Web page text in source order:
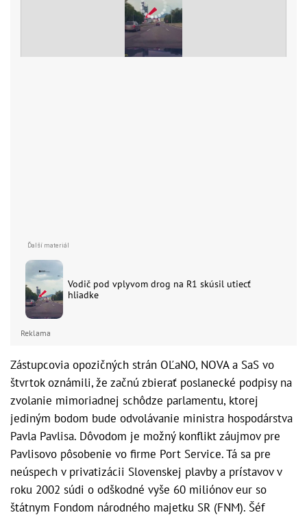
Vodič pod vplyvom drog na R1 skúsil utiecť
hliadke
Reklama
Zástupcovia opozičných strán OĽaNO, NOVA a SaS vo
štvrtok oznámili, že začnú zbierať poslanecké podpisy na
zvolanie mimoriadnej schôdze parlamentu, ktorej
jediným bodom bude odvolávanie ministra hospodárstva
Pavla Pavlisa. Dôvodom je možný konflikt záujmov pre
Pavlisovo pôsobenie vo firme Port Service. Tá sa pre
neúspech v privatizácii Slovenskej plavby a prístavov v
roku 2002 súdi o odškodné vyše 60 miliónov eur so
štátnym Fondom národného majetku SR (FNM). Šéf